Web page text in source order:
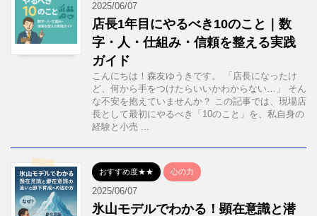
2025/06/07
店長1年目にやるべき10のこと｜数
字・人・仕組み・信頼を整える実践
ガイド
こんにちは！森友ゆうきです。 「店長になったけ
ど、何から手をつけたらいいかわからない…」 そん
な不安を抱えていませんか？ この記事では、現場店
長として最初にやるべき「10のこと」を、私自身の
経験と小売 ...
おすすめ度★★ 心の力
2025/06/07
氷山モデルでわかる！顕在意識と潜